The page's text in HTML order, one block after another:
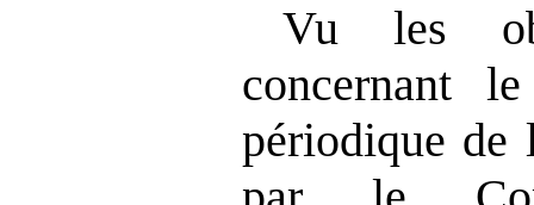
Vu les
concernant
périodique de